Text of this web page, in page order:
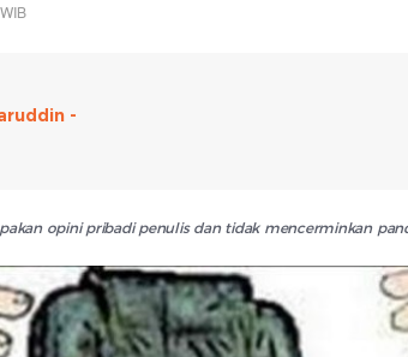
-
opini pribadi penulis dan tidak mencerminkan